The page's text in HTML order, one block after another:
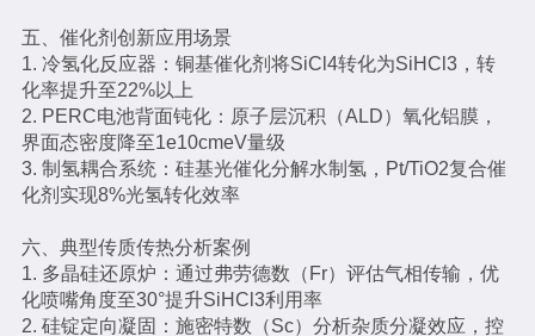
五、催化剂创新应用场景
1. 冷氢化反应器：铜基催化剂将SiCl4转化为SiHCl3，转
化率提升至22%以上
2. PERC电池背面钝化：原子层沉积（ALD）氧化铝膜，
界面态密度降至1e10cmeV量级
3. 制氢耦合系统：硅基光催化分解水制氢，Pt/TiO2复合催
化剂实现8%光氢转化效率
六、典型传质传热分析案例
1. 多晶硅还原炉：通过弗劳德数（Fr）评估气相传输，优
化喷嘴角度至30°提升SiHCl3利用率
2. 硅锭定向凝固：施密特数（Sc）分析杂质分凝效应，控